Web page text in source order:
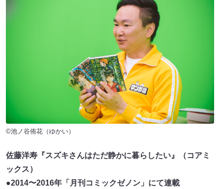
©池ノ谷侑花（ゆかい）
佐藤洋寿『スズキさんはただ静かに暮らしたい』（コアミ
ックス）
●2014〜2016年「月刊コミックゼノン」にて連載